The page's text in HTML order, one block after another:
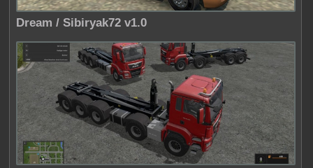
Dream / Sibiryak72 v1.0